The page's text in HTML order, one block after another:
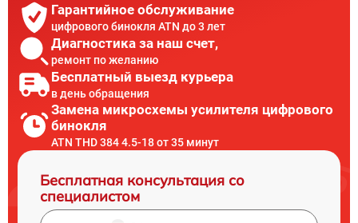
Гарантийное обслуживание
цифрового бинокля ATN до 3 лет
Диагностика за наш счет,
ремонт по желанию
Бесплатный выезд курьера
в день обращения
Замена микросхемы усилителя цифрового
бинокля
ATN THD 384 4.5-18 от 35 минут
Бесплатная консультация со
специалистом